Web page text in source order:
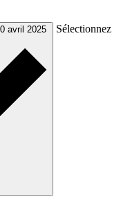
avril 2025 Sélectionnez